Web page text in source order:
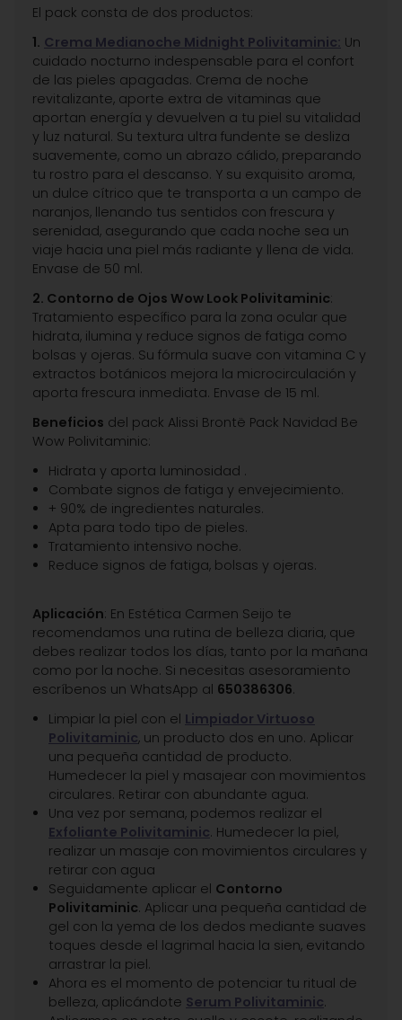
El pack consta de dos productos:
1. Crema Medianoche Midnight Polivitaminic: Un
cuidado nocturno indespensable para el confort
de las pieles apagadas. Crema de noche
revitalizante, aporte extra de vitaminas que
aportan energía y devuelven a tu piel su vitalidad
y luz natural. Su textura ultra fundente se desliza
suavemente, como un abrazo cálido, preparando
tu rostro para el descanso. Y su exquisito aroma,
un dulce cítrico que te transporta a un campo de
naranjos, llenando tus sentidos con frescura y
serenidad, asegurando que cada noche sea un
viaje hacia una piel más radiante y llena de vida.
Envase de 50 ml.
2. Contorno de Ojos Wow Look Polivitaminic:
Tratamiento específico para la zona ocular que
hidrata, ilumina y reduce signos de fatiga como
bolsas y ojeras. Su fórmula suave con vitamina C y
extractos botánicos mejora la microcirculación y
aporta frescura inmediata. Envase de 15 ml.
Beneficios del pack Alissi Brontë Pack Navidad Be
Wow Polivitaminic:
Hidrata y aporta luminosidad .
Combate signos de fatiga y envejecimiento.
+ 90% de ingredientes naturales.
Apta para todo tipo de pieles.
Tratamiento intensivo noche.
Reduce signos de fatiga, bolsas y ojeras.
Aplicación: En Estética Carmen Seijo te
recomendamos una rutina de belleza diaria, que
debes realizar todos los días, tanto por la mañana
como por la noche. Si necesitas asesoramiento
escríbenos un WhatsApp al 650386306.
Limpiar la piel con el Limpiador Virtuoso
Polivitaminic, un producto dos en uno. Aplicar
una pequeña cantidad de producto.
Humedecer la piel y masajear con movimientos
circulares. Retirar con abundante agua.
Una vez por semana, podemos realizar el
Exfoliante Polivitaminic. Humedecer la piel,
realizar un masaje con movimientos circulares y
retirar con agua
Seguidamente aplicar el Contorno
Polivitaminic. Aplicar una pequeña cantidad de
gel con la yema de los dedos mediante suaves
toques desde el lagrimal hacia la sien, evitando
arrastrar la piel.
Ahora es el momento de potenciar tu ritual de
belleza, aplicándote Serum Polivitaminic.